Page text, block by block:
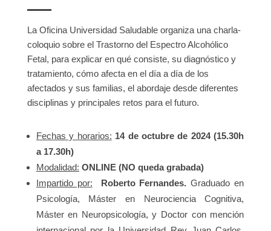
La Oficina Universidad Saludable organiza una charla-
coloquio sobre el Trastorno del Espectro Alcohólico
Fetal, para explicar en qué consiste, su diagnóstico y
tratamiento, cómo afecta en el día a día de los
afectados y sus familias, el abordaje desde diferentes
disciplinas y principales retos para el futuro.
Fechas y horarios: 14 de octubre de 2024 (15.30h
a 17.30h)
Modalidad: ONLINE (NO queda grabada)
Impartido por: Roberto Fernandes.Graduado en
Psicología, Máster en Neurociencia Cognitiva,
Máster en Neuropsicología, y Doctor con mención